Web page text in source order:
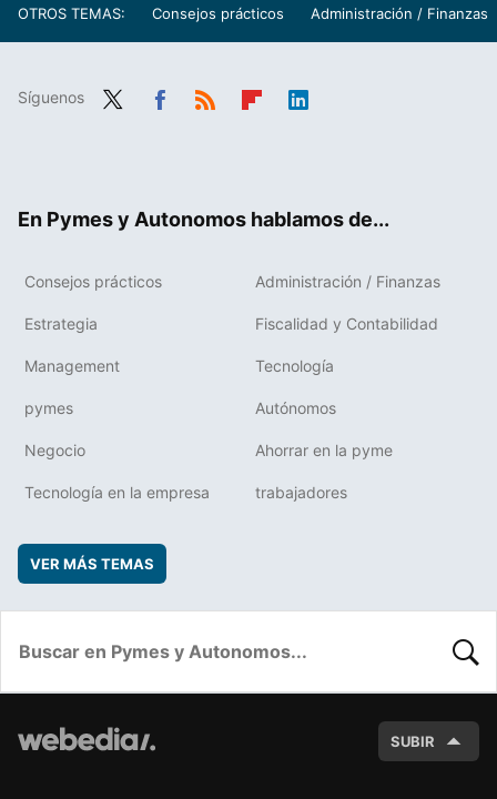
OTROS TEMAS: Consejos prácticos Administración / Finanzas
Síguenos
En Pymes y Autonomos hablamos de...
Consejos prácticos Administración / Finanzas
Estrategia Fiscalidad y Contabilidad
Management Tecnología
pymes Autónomos
Negocio Ahorrar en la pyme
Tecnología en la empresa trabajadores
VER MÁS TEMAS
SUBIR